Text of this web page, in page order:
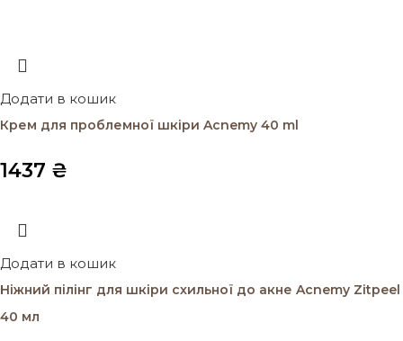
Додати в кошик
Крем для проблемної шкіри Acnemy 40 ml
1437 ₴
Додати в кошик
Ніжний пілінг для шкіри схильної до акне Acnemy Zitpeel
40 мл